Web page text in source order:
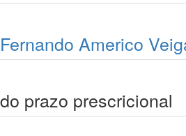
Americo
prazo prescricional